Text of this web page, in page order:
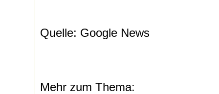
Quelle: Google News
Mehr zum Thema: